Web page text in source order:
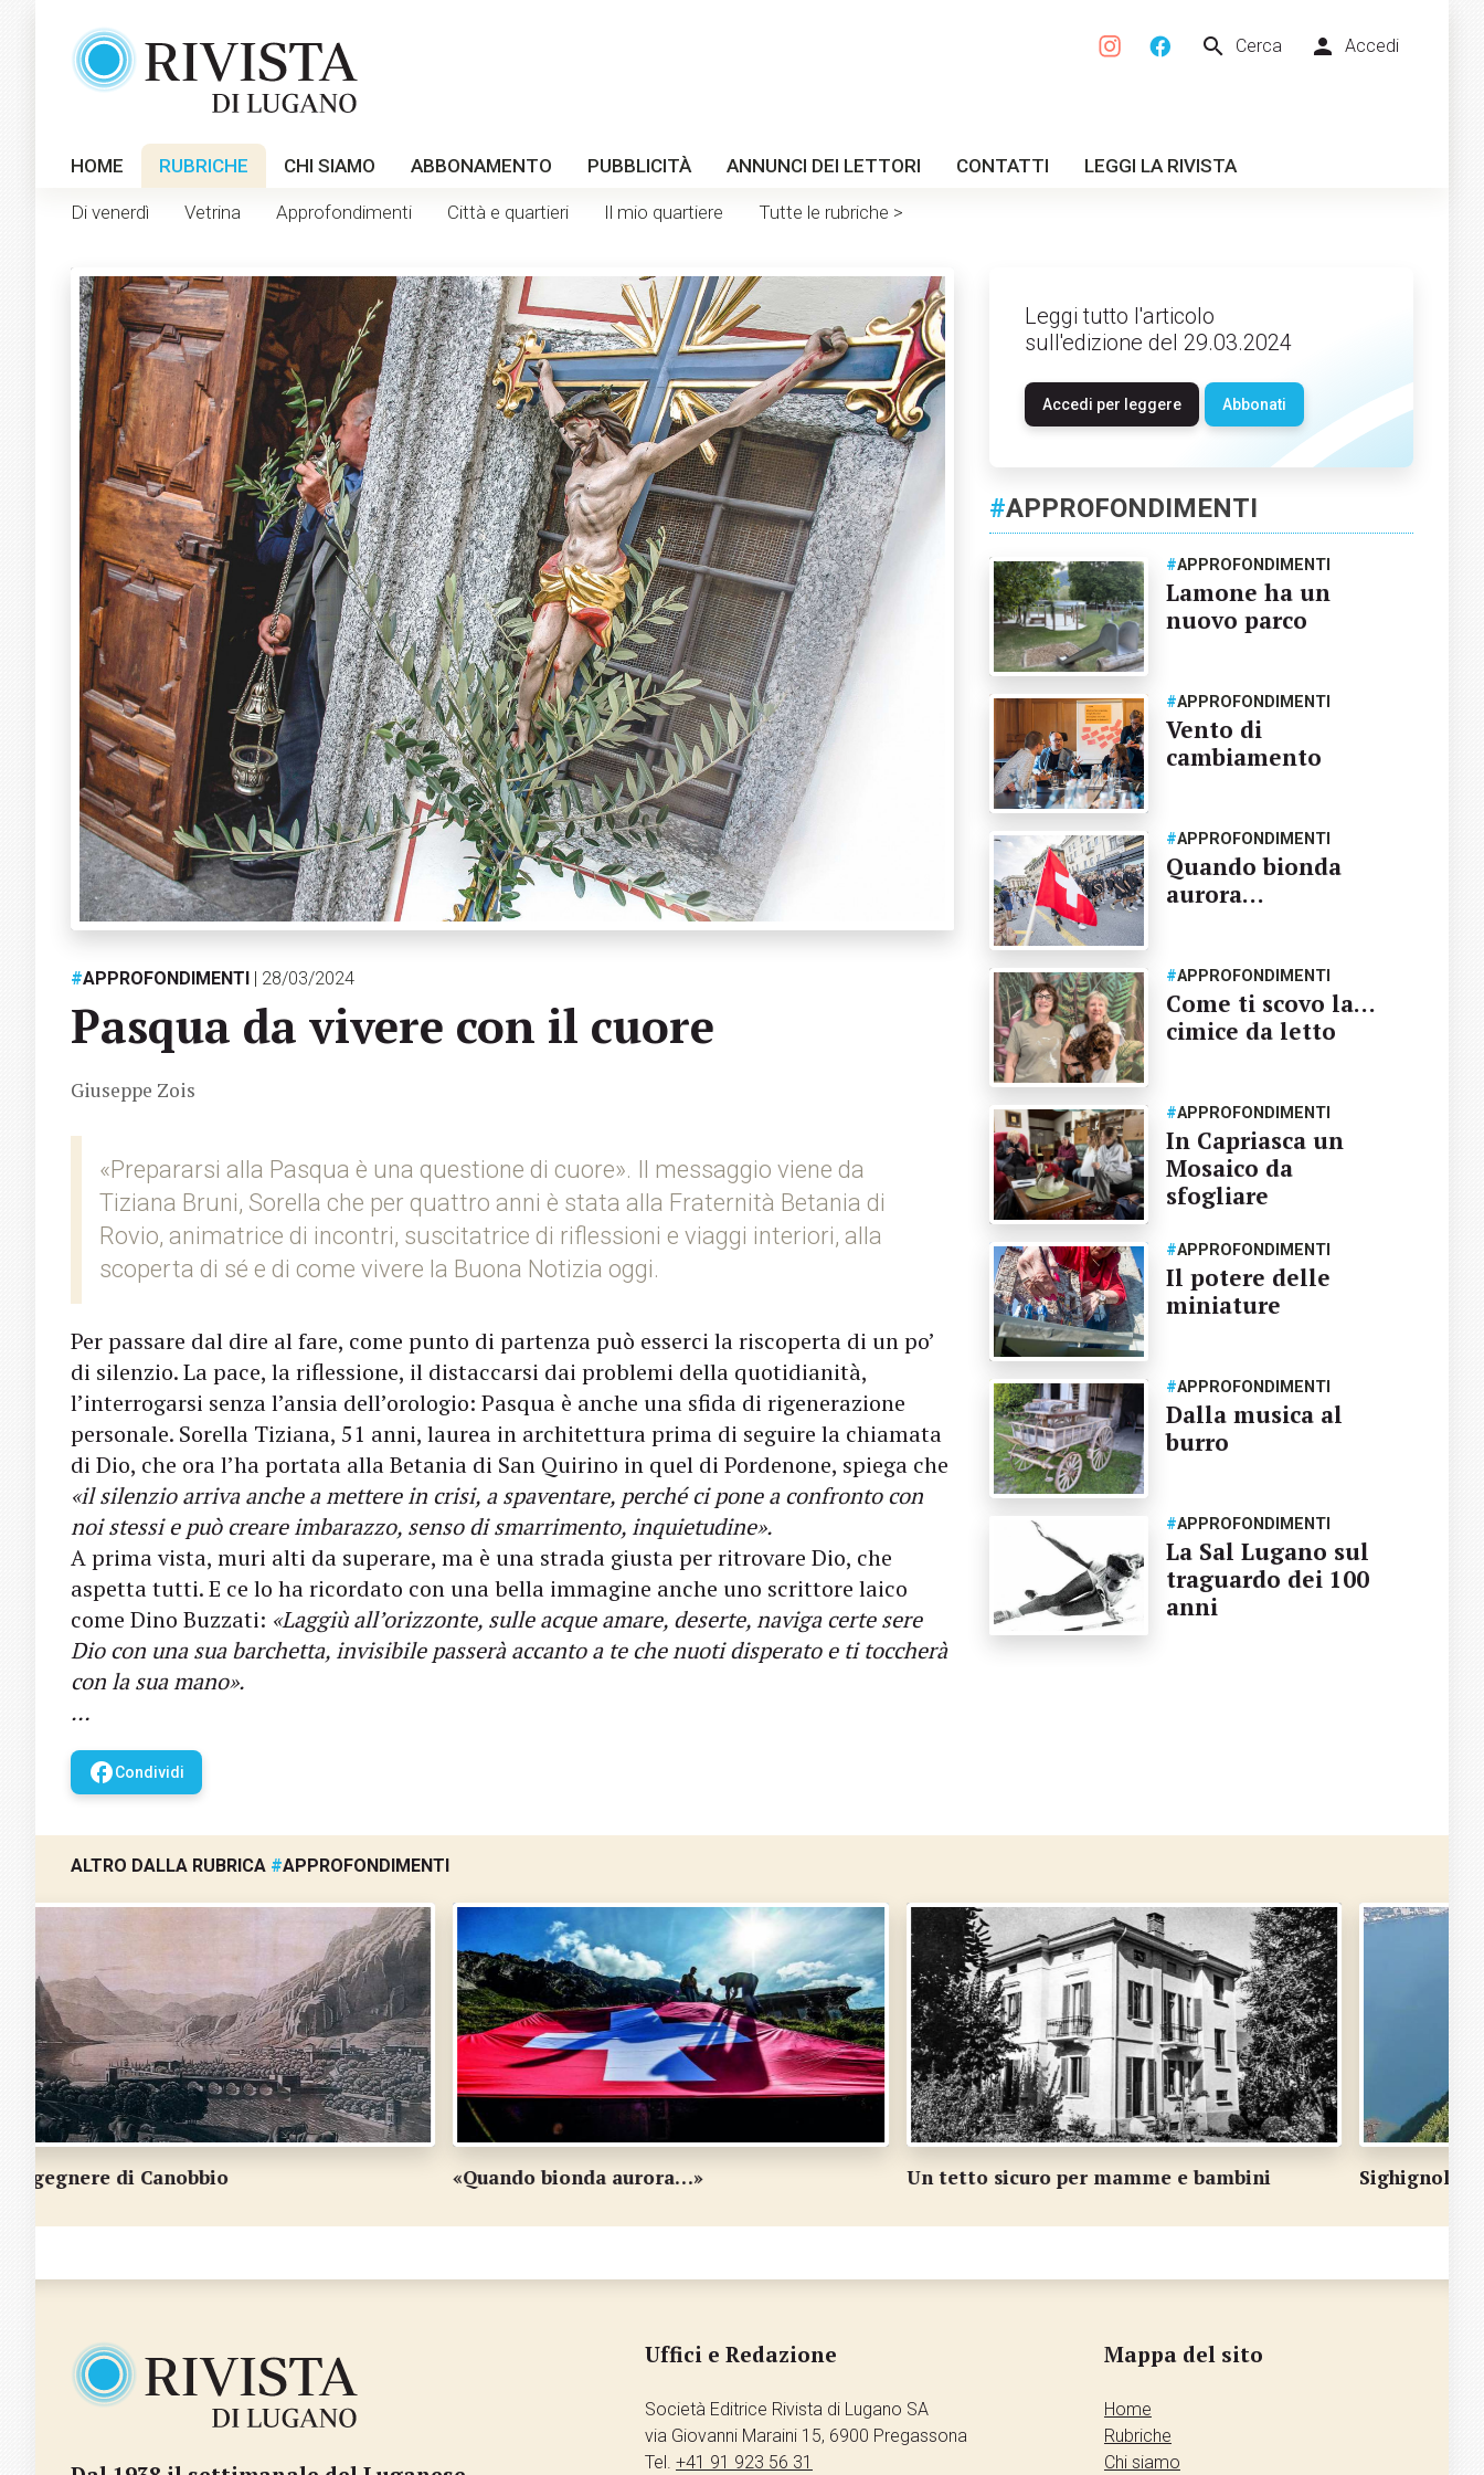
search Cerca person Accedi
HOME RUBRICHE CHI SIAMO ABBONAMENTO PUBBLICITÀ ANNUNCI DEI LETTORI CONTATTI LEGGI LA RIVISTA
Di venerdì Vetrina Approfondimenti Città e quartieri Il mio quartiere Tutte le rubriche >
#APPROFONDIMENTI | 28/03/2024
Pasqua da vivere con il cuore
Giuseppe Zois
«Prepararsi alla Pasqua è una questione di cuore». Il messaggio viene da
Tiziana Bruni, Sorella che per quattro anni è stata alla Fraternità Betania di
Rovio, animatrice di incontri, suscitatrice di riflessioni e viaggi interiori, alla
scoperta di sé e di come vivere la Buona Notizia oggi.
Per passare dal dire al fare, come punto di partenza può esserci la riscoperta di un po’
di silenzio. La pace, la riflessione, il distaccarsi dai problemi della quotidianità,
l’interrogarsi senza l’ansia dell’orologio: Pasqua è anche una sfida di rigenerazione
personale. Sorella Tiziana, 51 anni, laurea in architettura prima di seguire la chiamata
di Dio, che ora l’ha portata alla Betania di San Quirino in quel di Pordenone, spiega che
«il silenzio arriva anche a mettere in crisi, a spaventare, perché ci pone a confronto con
noi stessi e può creare imbarazzo, senso di smarrimento, inquietudine».
A prima vista, muri alti da superare, ma è una strada giusta per ritrovare Dio, che
aspetta tutti. E ce lo ha ricordato con una bella immagine anche uno scrittore laico
come Dino Buzzati: «Laggiù all’orizzonte, sulle acque amare, deserte, naviga certe sere
Dio con una sua barchetta, invisibile passerà accanto a te che nuoti disperato e ti toccherà
con la sua mano».
…
facebookCondividi
Leggi tutto l'articolo
sull'edizione del 29.03.2024
Accedi per leggere Abbonati
#APPROFONDIMENTI
#APPROFONDIMENTI
Lamone ha un
nuovo parco
#APPROFONDIMENTI
Vento di
cambiamento
#APPROFONDIMENTI
Quando bionda
aurora…
#APPROFONDIMENTI
Come ti scovo la…
cimice da letto
#APPROFONDIMENTI
In Capriasca un
Mosaico da
sfogliare
#APPROFONDIMENTI
Il potere delle
miniature
#APPROFONDIMENTI
Dalla musica al
burro
#APPROFONDIMENTI
La Sal Lugano sul
traguardo dei 100
anni
ALTRO DALLA RUBRICA #APPROFONDIMENTI
«Quando bionda aurora…» Un tetto sicuro per mamme e bambini Sighignola, un monte a picco sul lago Un
Uffici e Redazione
Società Editrice Rivista di Lugano SA
via Giovanni Maraini 15, 6900 Pregassona
Tel. +41 91 923 56 31
Mappa del sito
Home
Rubriche
Chi siamo